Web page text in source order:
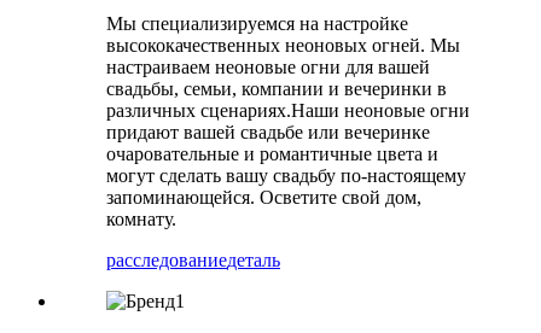
Мы специализируемся на настройке
высококачественных неоновых огней. Мы
настраиваем неоновые огни для вашей
свадьбы, семьи, компании и вечеринки в
различных сценариях.Наши неоновые огни
придают вашей свадьбе или вечеринке
очаровательные и романтичные цвета и
могут сделать вашу свадьбу по-настоящему
запоминающейся. Осветите свой дом,
комнату.
расследованиедеталь